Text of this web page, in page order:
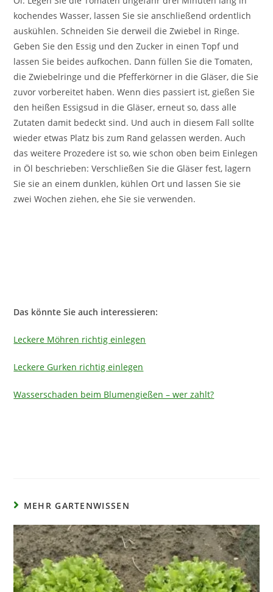
kochendes Wasser, lassen Sie sie anschließend ordentlich
auskühlen. Schneiden Sie derweil die Zwiebel in Ringe.
Geben Sie den Essig und den Zucker in einen Topf und
lassen Sie beides aufkochen. Dann füllen Sie die Tomaten,
die Zwiebelringe und die Pfefferkörner in die Gläser, die Sie
zuvor vorbereitet haben. Wenn dies passiert ist, gießen Sie
den heißen Essigsud in die Gläser, erneut so, dass alle
Zutaten damit bedeckt sind. Und auch in diesem Fall sollte
wieder etwas Platz bis zum Rand gelassen werden. Auch
das weitere Prozedere ist so, wie schon oben beim Einlegen
in Öl beschrieben: Verschließen Sie die Gläser fest, lagern
Sie sie an einem dunklen, kühlen Ort und lassen Sie sie
zwei Wochen ziehen, ehe Sie sie verwenden.
Das könnte Sie auch interessieren:
Leckere Möhren richtig einlegen
Leckere Gurken richtig einlegen
Wasserschaden beim Blumengießen – wer zahlt?
MEHR GARTENWISSEN